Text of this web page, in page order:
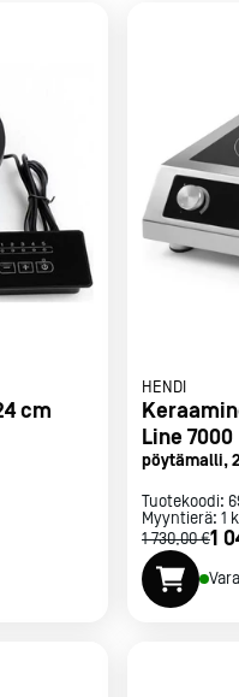
cm
HENDI
Line 7000
pöytämalli,
Tuotekoodi:
Myyntierä: 1
1 730,00 €1